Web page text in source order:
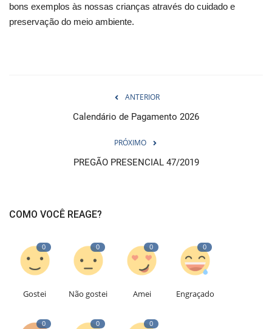
bons exemplos às nossas crianças através do cuidado e
preservação do meio ambiente.
ANTERIOR
Calendário de Pagamento 2026
PRÓXIMO
PREGÃO PRESENCIAL 47/2019
COMO VOCÊ REAGE?
0
Gostei
0
Não gostei
0
Amei
0
Engraçado
0 0 0